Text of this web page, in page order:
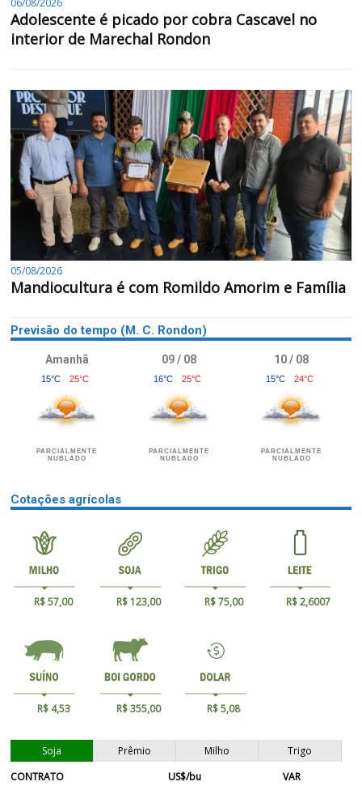
06/08/2026
Adolescente é picado por cobra Cascavel no
interior de Marechal Rondon
05/08/2026
Mandiocultura é com Romildo Amorim e Família
Previsão do tempo (M. C. Rondon)
Amanhã
15°C 25°C
PARCIALMENTE
NUBLADO
09 / 08
16°C 25°C
PARCIALMENTE
NUBLADO
10 / 08
15°C 24°C
PARCIALMENTE
NUBLADO
Cotações agrícolas
R$ 57,00 R$ 123,00 R$ 75,00 R$ 2,6007
R$ 4,53 R$ 355,00 R$ 5,08
Soja Prêmio Milho
Trigo
CONTRATO
US$/bu
VAR